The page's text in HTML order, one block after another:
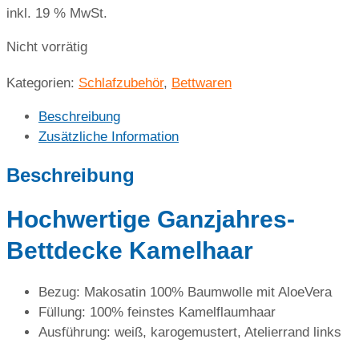
inkl. 19 % MwSt.
Nicht vorrätig
Kategorien: Schlafzubehör, Bettwaren
Beschreibung
Zusätzliche Information
Beschreibung
Hochwertige Ganzjahres-
Bettdecke Kamelhaar
Bezug: Makosatin 100% Baumwolle mit AloeVera
Füllung: 100% feinstes Kamelflaumhaar
Ausführung: weiß, karogemustert, Atelierrand links